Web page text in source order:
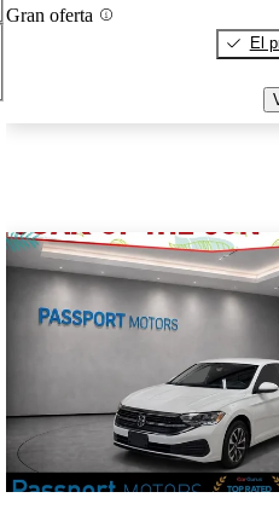
Gran oferta
El